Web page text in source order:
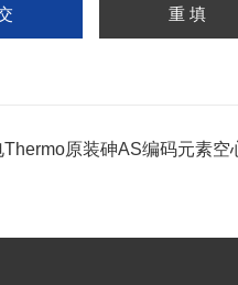
原装砷AS编码元素空心阴极灯现